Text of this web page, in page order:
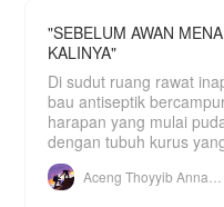
"SEBELUM AWAN
KALINYA"
Di sudut ruang rawat
bau antiseptik
harapan yang mulai
dengan tubuh kurus